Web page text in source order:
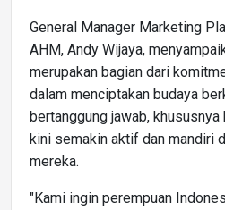
General Manager Marketing
AHM, Andy Wijaya,
merupakan bagian dari
dalam menciptakan budaya
bertanggung jawab,
kini semakin aktif dan mandiri
mereka.
"Kami ingin perempuan